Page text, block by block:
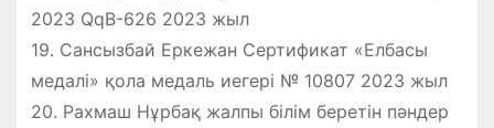
2023 QqB-626 2023 жыл
19. Сансызбай Еркежан Сертификат «Елбасы
медалі» қола медаль иегері № 10807 2023 жыл
20. Рахмаш Нұрбақ жалпы білім беретін пәндер